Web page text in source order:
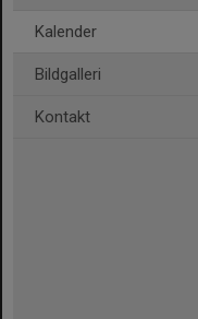
Kalender
Bildgalleri
Kontakt